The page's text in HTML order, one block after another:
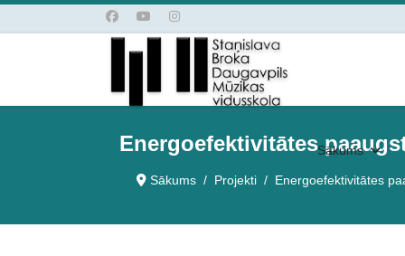
Sākums
Energoefektivitātes
Sākums Projekti Energoefektivitātes